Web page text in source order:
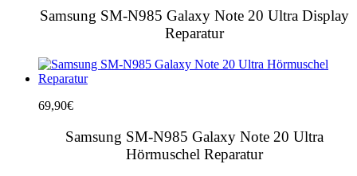
Samsung SM-N985 Galaxy Note 20 Ultra Display
Reparatur
69,90€
Samsung SM-N985 Galaxy Note 20 Ultra
Hörmuschel Reparatur